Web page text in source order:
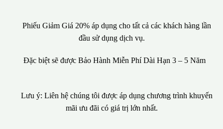
Phiếu Giảm Giá 20% áp dụng cho tất cả các khách hàng lần
đầu sử dụng dịch vụ.
Đặc biệt sẽ được Bảo Hành Miễn Phí Dài Hạn 3 – 5 Năm